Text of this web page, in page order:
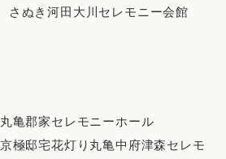
ぬき河田大川セレモニー会館
亀郡家セレモニーホール
極邸宅花灯り丸亀中府津森セレモ